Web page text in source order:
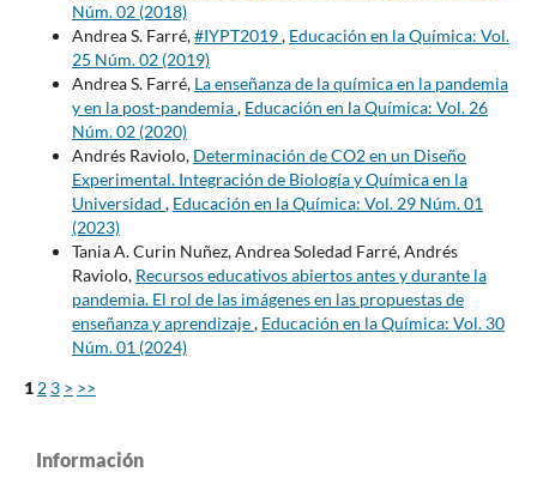
Núm. 02 (2018)
Andrea S. Farré,#IYPT2019, Educación en la Química: Vol.
25 Núm. 02 (2019)
Andrea S. Farré, La enseñanza de la química en la pandemia
y en la post-pandemia, Educación en la Química: Vol. 26
Núm. 02 (2020)
Andrés Raviolo, Determinación de CO2 en un Diseño
Experimental. Integración de Biología y Química en la
Universidad , Educación en la Química: Vol. 29 Núm. 01
(2023)
Tania A. Curin Nuñez, Andrea Soledad Farré, Andrés
Raviolo, Recursos educativos abiertos antes y durante la
pandemia. El rol de las imágenes en las propuestas de
enseñanza y aprendizaje, Educación en la Química: Vol. 30
Núm. 01 (2024)
1 2 3 > >>
Información